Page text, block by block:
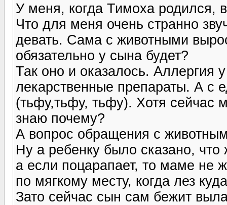
У меня, когда Тимоха родился,
Что для меня очень странно
девать. Сама с животными
обязательно у сына будет?
Так оно и оказалось. Аллергия
лекарственные препараты. А
(тьфу,тьфу, тьфу). Хотя сейчас
знаю почему?
А вопрос обращения с
Ну а ребенку было сказано,
а если поцарапает, то маме не
по мягкому месту, когда лез
Зато сейчас сын сам бежит